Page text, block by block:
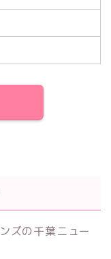
ズの千葉ニュー